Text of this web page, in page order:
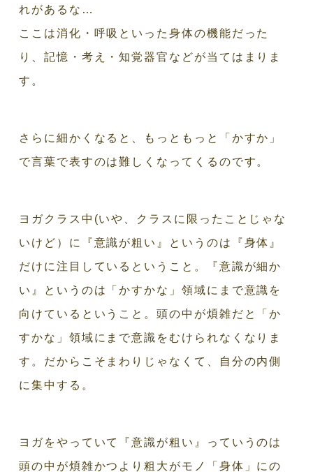
れがあるな…
ここは消化・呼吸といった身体の機能だった
り、記憶・考え・知覚器官などが当てはまりま
す。
さらに細かくなると、もっともっと「かすか」
で言葉で表すのは難しくなってくるのです。
ヨガクラス中(いや、クラスに限ったことじゃな
いけど）に『意識が粗い』というのは『身体』
だけに注目しているということ。『意識が細か
い』というのは「かすかな」領域にまで意識を
向けているということ。頭の中が煩雑だと「か
すかな」領域にまで意識をむけられなくなりま
す。だからこそまわりじゃなくて、自分の内側
に集中する。
ヨガをやっていて『意識が粗い』っていうのは
頭の中が煩雑かつより粗大がモノ「身体」にの